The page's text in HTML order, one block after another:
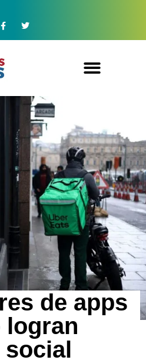
de apps
logran
social